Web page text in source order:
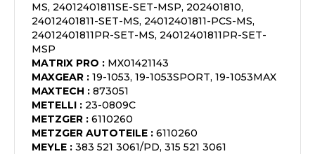
MS, 24012401811SE-SET-MSP, 202401810,
24012401811-SET-MS, 24012401811-PCS-MS,
24012401811PR-SET-MS, 24012401811PR-SET-
MSP
MATRIX PRO : MX01421143
MAXGEAR : 19-1053, 19-1053SPORT, 19-1053MAX
MAXTECH : 873051
METELLI : 23-0809C
METZGER : 6110260
METZGER AUTOTEILE : 6110260
MEYLE : 383 521 3061/PD, 315 521 3061